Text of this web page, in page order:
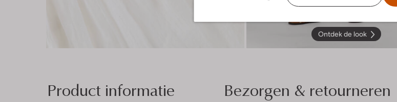
Ontdek de look
Product informatie Bezorgen & retourneren